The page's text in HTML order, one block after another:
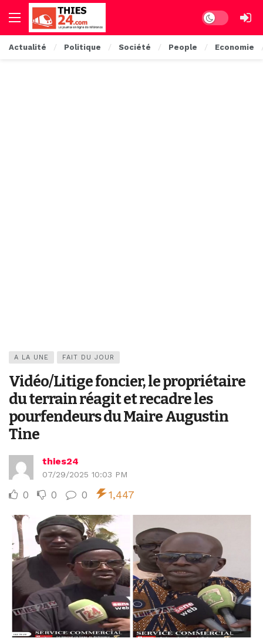
Dark mode
Actualité Politique Société People Economie
A LA UNE FAIT DU JOUR
Vidéo/Litige foncier, le propriétaire
du terrain réagit et recadre les
pourfendeurs du Maire Augustin
Tine
thies24
07/29/2025 10:03 PM
0 0 0 1,447